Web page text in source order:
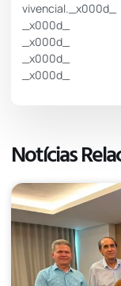
vivencial._x000d_
_x000d_
_x000d_
_x000d_
_x000d_
Notícias